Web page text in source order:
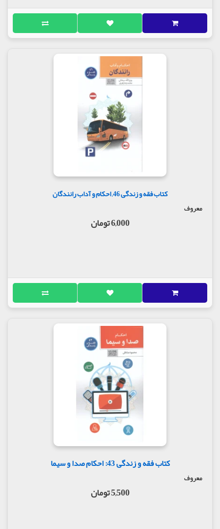
کتاب فقه و زندگی 46, احکام و آداب رانندگان
معروف
6,000 تومان
کتاب فقه و زندگی 43: احکام صدا و سیما
معروف
5,500 تومان